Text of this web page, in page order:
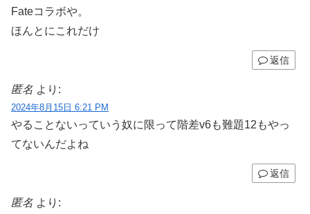
Fateコラボや。
ほんとにこれだけ
返信
匿名 より:
2024年8月15日 6:21 PM
やることないっていう奴に限って階差v6も難題12もやっ
てないんだよね
返信
匿名 より: